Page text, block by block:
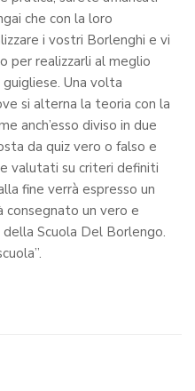
che con la loro
i vostri Borlenghi e vi
per realizzarli al meglio
Una volta
si alterna la teoria con la
anch’esso diviso in due
da quiz vero o falso e
valutati su criteri definiti
fine verrà espresso un
consegnato un vero e
Scuola Del Borlengo.